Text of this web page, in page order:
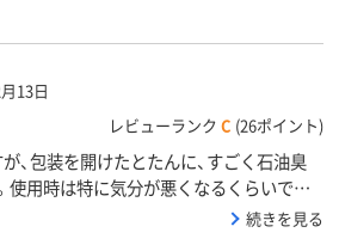
13日
レビューランク C (26ポイント)
、包装を開けたとたんに、すごく石油臭
使用時は特に気分が悪くなるくらいです。
るので他のものに替えてもらいたいと言わ
続きを見る